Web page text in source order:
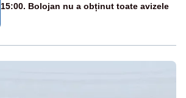
15:00. Bolojan nu a obținut toate avizele